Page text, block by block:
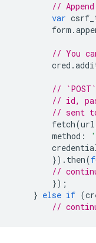
// Append
var
form .
// You
cred .
//
// id,
// sent
fetch(url
method :
}). then(
//
});
} else if (
//